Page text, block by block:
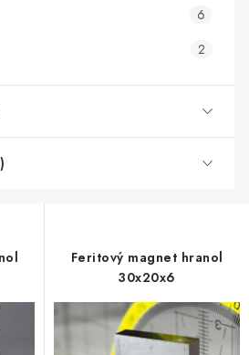
6
2
Feritový magnet hranol
30x20x6